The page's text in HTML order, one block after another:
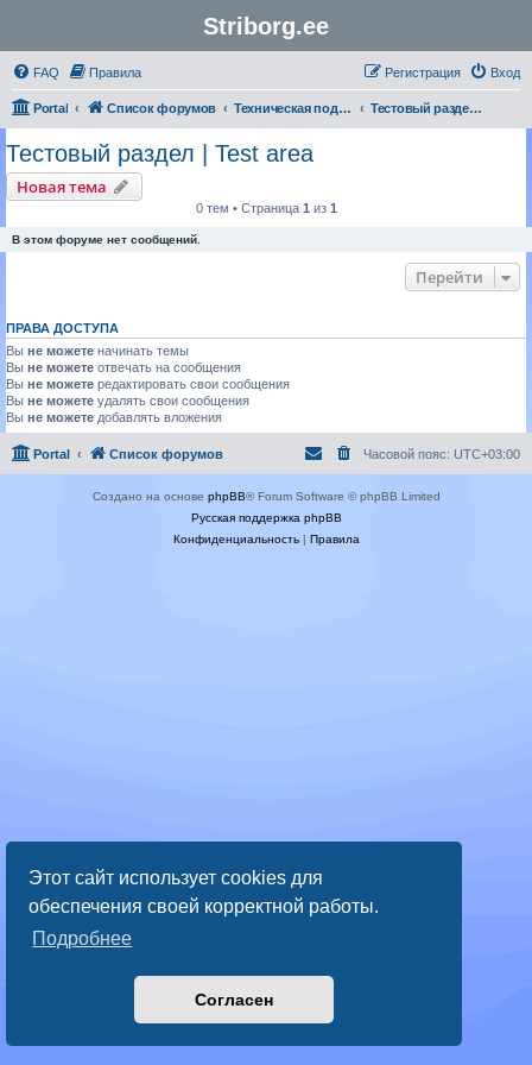
Этот сайт использует cookies для
обеспечения своей корректной работы.
Подробнее
Согласен
Striborg.ee
FAQ Правила Вход
Регистрация
Portal Список форумов Техническая поддержка | Technical support Тестовый раздел | Test area
Тестовый раздел | Test area
Новая тема
0 тем • Страница 1 из 1
В этом форуме нет сообщений.
Перейти
ПРАВА ДОСТУПА
Вы не можете начинать темы
Вы не можете отвечать на сообщения
Вы не можете редактировать свои сообщения
Вы не можете удалять свои сообщения
Вы не можете добавлять вложения
Portal Список форумов Часовой пояс: UTC+03:00
Создано на основе phpBB® Forum Software © phpBB Limited
Русская поддержка phpBB
Конфиденциальность| Правила